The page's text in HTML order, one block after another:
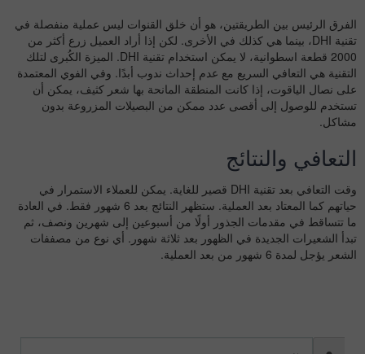
الفرق الرئيس بين الطريقتين، هو أن خلق القنوات ليس عملية منفصلة في
تقنية DHI، بينما هي كذلك في الأخرى. لكن إذا أراد العميل زرع أكثر من
2000 قطعة اسطوانية، لا يمكن استخدام تقنية DHI. الميزة الكُبرى لتلك
التقنية هي التعافي السريع مع عدم إحداث ندوب أبدًا. وفي الفوي المعتمدة
على نصال الياقوت، إذا كانت المنطقة المانحة بها شعر كثيف، يمكن أن
تستخدم للوصول إلى أقصى عدد ممكن من البصيلات المزروعة بدون
مشاكل.
التعافي والنتائج
وقت التعافي بعد تقنية DHI قصير للغاية. يمكن للعملاء الاستمرار في
حياتهم كما المعتاد بعد العملية. ستظهر النتائج بعد 6 شهور فقط. في العادة
ما تتساقط في مقدمات الجذور أولًا من أسبوعين إلى شهرين ونصف، ثم
تبدأ الشعيرات الجديدة في الظهور بعد ثلاثة شهور. أي نوع من مصففات
الشعر يؤجل لمدة 6 شهور من بعد العملية.